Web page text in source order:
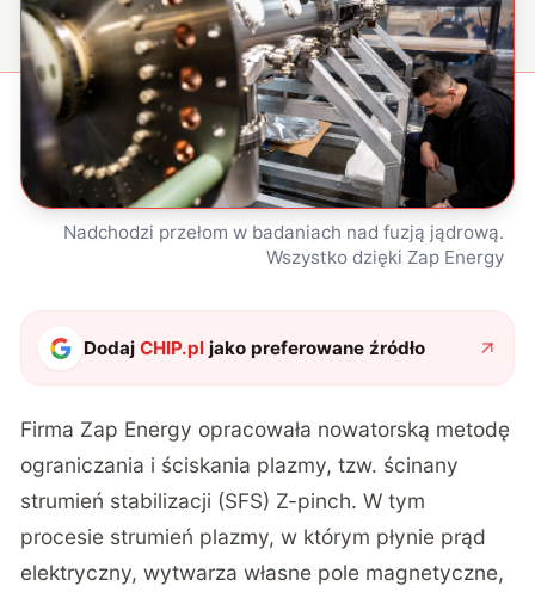
Nadchodzi przełom w badaniach nad fuzją jądrową.
Wszystko dzięki Zap Energy
DodajCHIP.pl jako preferowane źródło
Firma Zap Energy opracowała nowatorską metodę
ograniczania i ściskania plazmy, tzw. ścinany
strumień stabilizacji (SFS) Z-pinch. W tym
procesie strumień plazmy, w którym płynie prąd
elektryczny, wytwarza własne pole magnetyczne,